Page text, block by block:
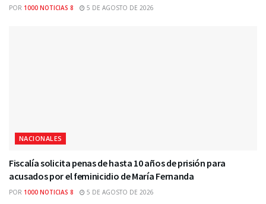
POR 1000 NOTICIAS 8 5 DE AGOSTO DE 2026
NACIONALES
Fiscalía solicita penas de hasta 10 años de prisión para
acusados por el feminicidio de María Fernanda
POR 1000 NOTICIAS 8 5 DE AGOSTO DE 2026